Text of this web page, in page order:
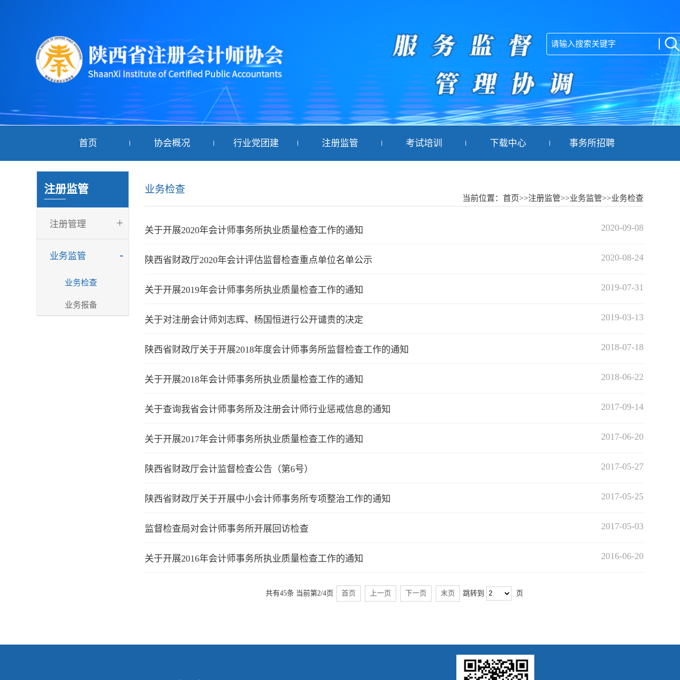
首页 协会概况 行业党团建 注册监管 考试培训 下载中心 事务所招聘
注册监管
注册管理 +
业务监管 -
业务检查
业务报备
业务检查
当前位置： 首页>>注册监管>>业务监管>>业务检查
关于开展2020年会计师事务所执业质量检查工作的通知 2020-09-08
陕西省财政厅2020年会计评估监督检查重点单位名单公示 2020-08-24
关于开展2019年会计师事务所执业质量检查工作的通知 2019-07-31
关于对注册会计师刘志辉、杨国恒进行公开谴责的决定 2019-03-13
陕西省财政厅关于开展2018年度会计师事务所监督检查工作的通知 2018-07-18
关于开展2018年会计师事务所执业质量检查工作的通知 2018-06-22
关于查询我省会计师事务所及注册会计师行业惩戒信息的通知 2017-09-14
关于开展2017年会计师事务所执业质量检查工作的通知 2017-06-20
陕西省财政厅会计监督检查公告（第6号） 2017-05-27
陕西省财政厅关于开展中小会计师事务所专项整治工作的通知 2017-05-25
监督检查局对会计师事务所开展回访检查 2017-05-03
关于开展2016年会计师事务所执业质量检查工作的通知 2016-06-20
共有45条 当前第2/4页 首页 上一页 下一页 末页 跳转到 页